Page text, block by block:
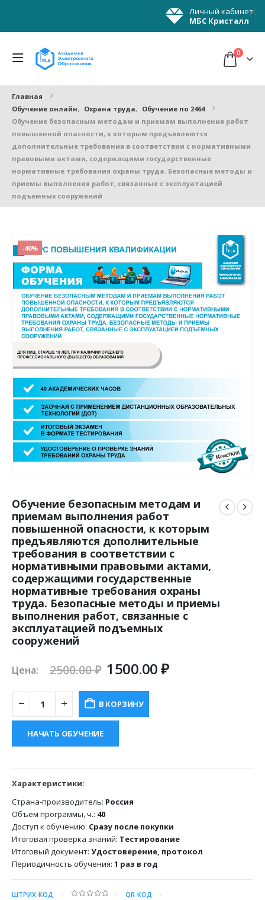
Личный кабинет
МБС Кристалл
0
Главная
Обучение онлайн, Охрана труда, Обучение по 2464
Обучение безопасным методам и приемам выполнения работ
повышенной опасности, к которым предъявляются
дополнительные требования в соответствии с нормативными
правовыми актами, содержащими государственные
нормативные требования охраны труда. Безопасные методы и
приемы выполнения работ, связанные с эксплуатацией
подъемных сооружений
-40%
Обучение безопасным методам и
приемам выполнения работ
повышенной опасности, к которым
предъявляются дополнительные
требования в соответствии с
нормативными правовыми актами,
содержащими государственные
нормативные требования охраны
труда. Безопасные методы и приемы
выполнения работ, связанные с
эксплуатацией подъемных
сооружений
Цена: 2500.00₽ Первоначальная
составляла
2500.00 ₽.
1500.00₽Текущая
В КОРЗИНУ
НАЧАТЬ ОБУЧЕНИЕ
Характеристики:
Страна-производитель: Россия
Объём программы, ч.: 40
Доступ к обучению: Сразу после покупки
Итоговая проверка знаний: Тестирование
Итоговый документ: Удостоверение, протокол
Периодичность обучения: 1 раз в год
ШТРИХ-КОД QR-КОД